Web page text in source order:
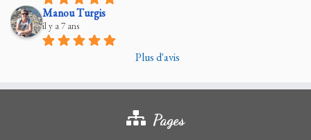
Manou Turgis
il y a 7 ans
Plus d'avis
Pages